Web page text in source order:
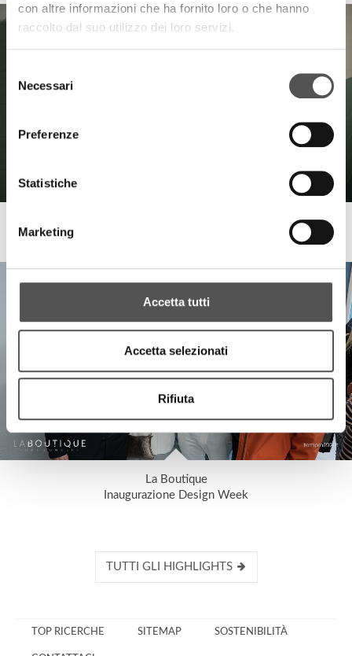
con altre informazioni che ha fornito loro o che hanno
raccolto dal suo utilizzo dei loro servizi.
delNecessari
Preferenze
Statistiche
Marketing
Accetta tutti
Accetta selezionati
Rifiuta
La Boutique
Inaugurazione Design Week
TUTTI GLI HIGHLIGHTS
TOP RICERCHE SITEMAP SOSTENIBILITÀ